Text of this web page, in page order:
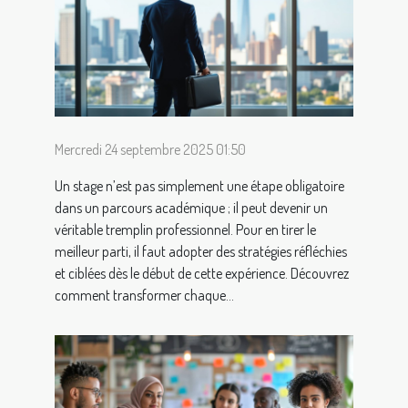
Mercredi 24 septembre 2025 01:50
Un stage n’est pas simplement une étape obligatoire
dans un parcours académique ; il peut devenir un
véritable tremplin professionnel. Pour en tirer le
meilleur parti, il faut adopter des stratégies réfléchies
et ciblées dès le début de cette expérience. Découvrez
comment transformer chaque...